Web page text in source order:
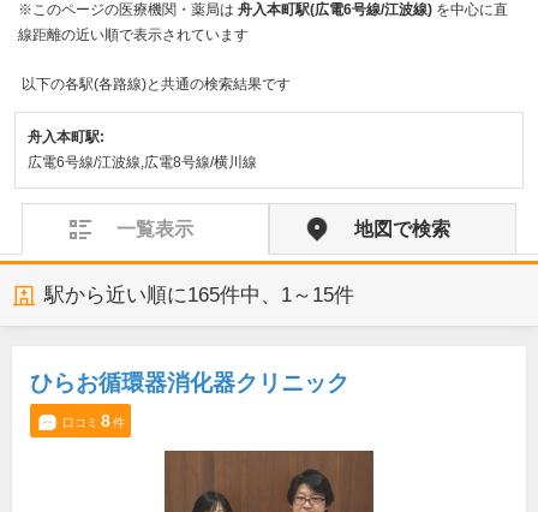
※このページの医療機関・薬局は 舟入本町駅(広電6号線/江波線) を中心に直
線距離の近い順で表示されています
以下の各駅(各路線)と共通の検索結果です
舟入本町駅:
広電6号線/江波線,広電8号線/横川線
一覧表示 地図で検索
駅から近い順に165件中、 1～15件
ひらお循環器消化器クリニック
口コミ 8件